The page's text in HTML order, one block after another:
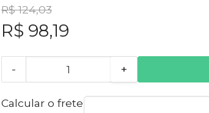
R$ 124,03
R$ 98,19
- +
Calcular o frete